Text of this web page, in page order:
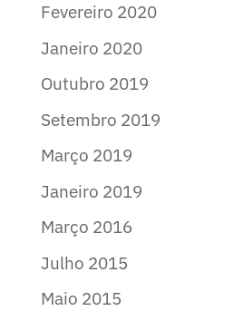
Fevereiro 2020
Janeiro 2020
Outubro 2019
Setembro 2019
Março 2019
Janeiro 2019
Março 2016
Julho 2015
Maio 2015